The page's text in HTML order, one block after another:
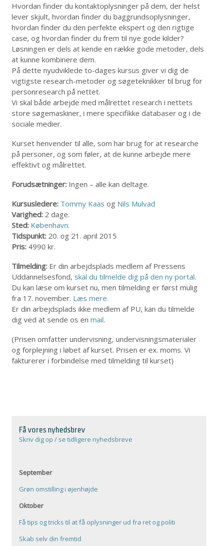
Hvordan finder du kontaktoplysninger på dem, der helst
lever skjult, hvordan finder du baggrundsoplysninger,
hvordan finder du den perfekte ekspert og den rigtige
case, og hvordan finder du frem til nye gode kilder?
Løsningen er dels at kende en række gode metoder, dels
at kunne kombinere dem.
På dette nyudviklede to-dages kursus giver vi dig de
vigtigste research-metoder og søgeteknikker til brug for
personresearch på nettet.
Vi skal både arbejde med målrettet research i nettets
store søgemaskiner, i mere specifikke databaser og i de
sociale medier.
Kurset henvender til alle, som har brug for at researche
på personer, og som føler, at de kunne arbejde mere
effektivt og målrettet.
Forudsætninger: Ingen – alle kan deltage.
Kursusledere: Tommy Kaas og Nils Mulvad
Varighed: 2 dage.
Sted: København.
Tidspunkt: 20. og 21. april 2015
Pris: 4990 kr.
Tilmelding: Er din arbejdsplads medlem af Pressens
Uddannelsesfond,skal du tilmelde dig på den ny portal.
Du kan læse om kurset nu, men tilmelding er først mulig
fra 17. november. Læs mere.
Er din arbejdsplads ikke medlem af PU, kan du tilmelde
dig ved at sende os enmail.
(Prisen omfatter undervisning, undervisningsmaterialer
og forplejning i løbet af kurset. Prisen er ex. moms. Vi
fakturerer i forbindelse med tilmelding til kurset)
Få vores nyhedsbrev
Skriv dig op / se tidligere nyhedsbreve
September
Grøn omstilling i øjenhøjde
Oktober
Få tips og tricks til at få oplysninger ud fra ret og politi
Skab selv din fremtid